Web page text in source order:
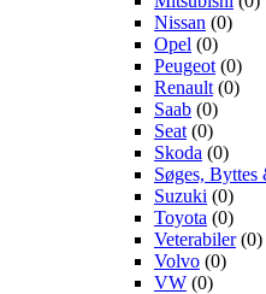
Nissan (0)
Opel (0)
Peugeot (0)
Renault (0)
Saab (0)
Seat (0)
Skoda (0)
Søges,
Suzuki (0)
Toyota (0)
Veterabiler(0)
Volvo (0)
VW (0)